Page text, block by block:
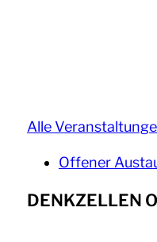
Alle
Offener
DENKZELLEN